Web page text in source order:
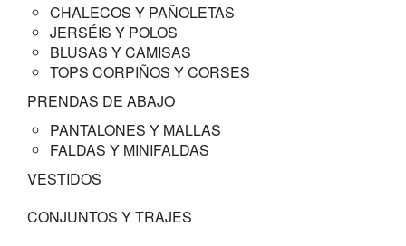
CHALECOS Y PAÑOLETAS
JERSÉIS Y POLOS
BLUSAS Y CAMISAS
TOPS CORPIÑOS Y CORSES
PRENDAS DE ABAJO
PANTALONES Y MALLAS
FALDAS Y MINIFALDAS
VESTIDOS
CONJUNTOS Y TRAJES